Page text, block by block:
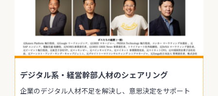
デジタル系・経営幹部人材のシェアリング
企業のデジタル人材不足を解決し、意思決定をサポート